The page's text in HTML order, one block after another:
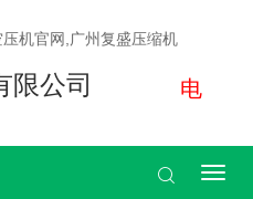
限公司
电
广